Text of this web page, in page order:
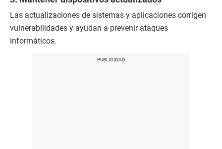
Las actualizaciones de sistemas y aplicaciones corrigen
vulnerabilidades y ayudan a prevenir ataques
informáticos.